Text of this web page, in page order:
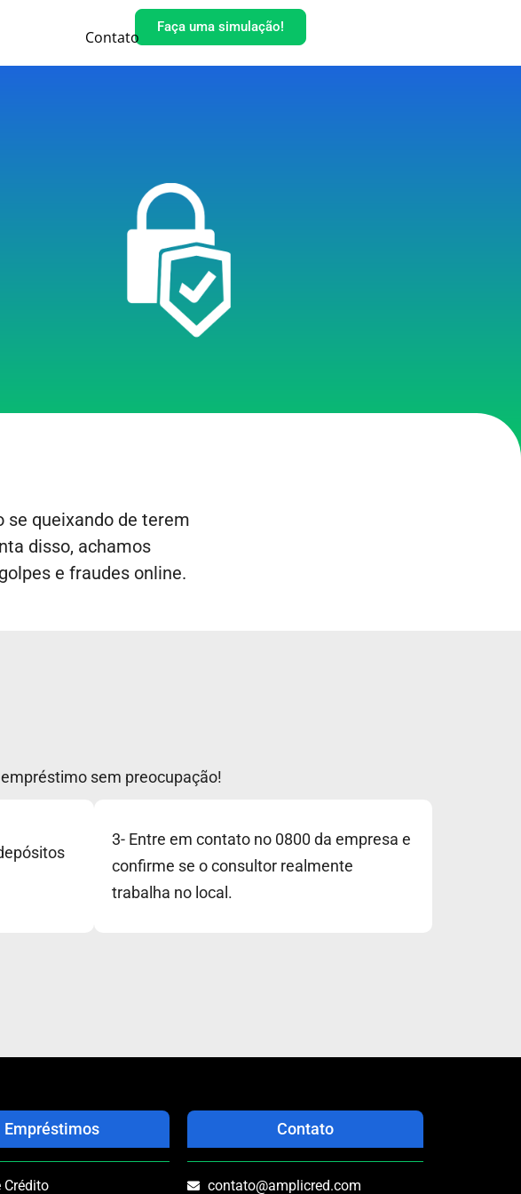
Contato
Faça uma simulação!
queixando de terem
disso, achamos
e fraudes online.
sem preocupação!
3- Entre em contato no 0800 da empresa e
confirme se o consultor realmente
trabalha no local.
Empréstimos
Crédito
Contato
contato@amplicred.com